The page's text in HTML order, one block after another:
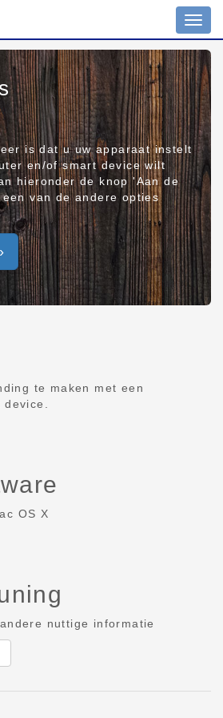
is dat u uw apparaat instelt
en/of smart device wilt
hieronder de knop 'Aan de
van de andere opties
te maken met een
OS X
nuttige informatie